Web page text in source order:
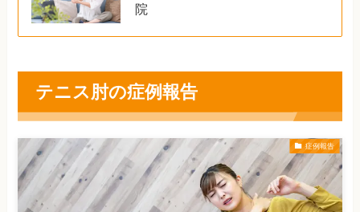
院
テニス肘の症例報告
症例報告